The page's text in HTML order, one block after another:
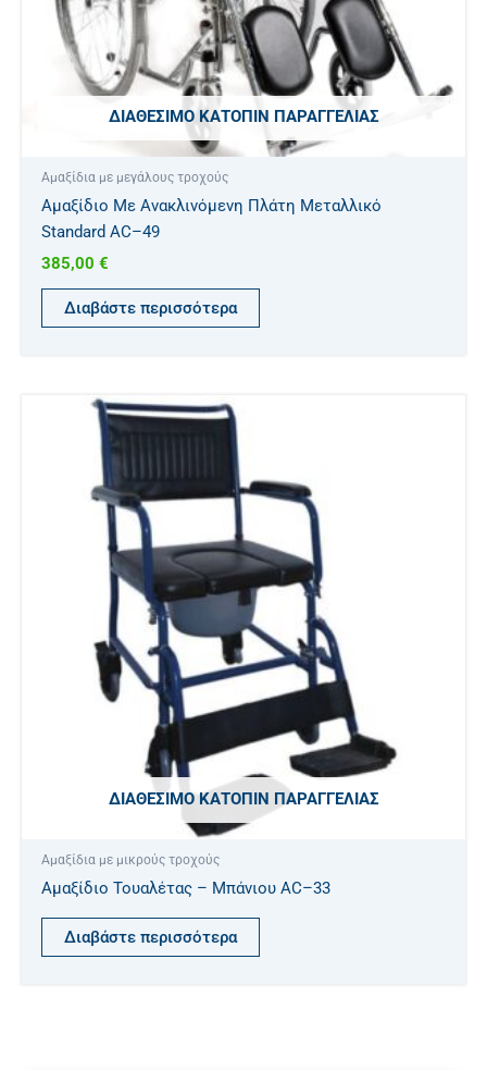
ΔΙΑΘΈΣΙΜΟ ΚΑΤΌΠΙΝ ΠΑΡΑΓΓΕΛΊΑΣ
Αμαξίδια με μεγάλους τροχούς
Αμαξίδιο Με Ανακλινόμενη Πλάτη Μεταλλικό
Standard AC–49
385,00 €
Διαβάστε περισσότερα
ΔΙΑΘΈΣΙΜΟ ΚΑΤΌΠΙΝ ΠΑΡΑΓΓΕΛΊΑΣ
Αμαξίδια με μικρούς τροχούς
Αμαξίδιο Τουαλέτας – Μπάνιου AC–33
Διαβάστε περισσότερα